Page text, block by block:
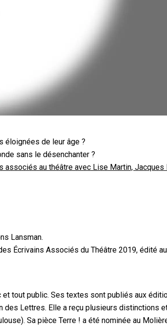
éloignées de leur âge ?
sans le désenchanter ?
au théâtre avec Lise Martin, Jacques
Lansman.
Écrivains Associés du Théâtre 2019, édité
et tout public. Ses textes sont publiés aux
des Lettres. Elle a reçu plusieurs distinctions
Sa pièce Terre ! a été nominée au